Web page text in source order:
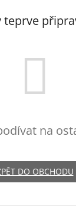
teprve
na
DO OBCHODU